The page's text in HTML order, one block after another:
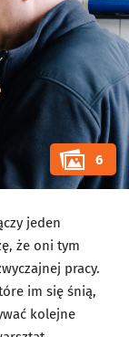
6
jeden
że oni tym
pracy.
im się śnią,
kolejne